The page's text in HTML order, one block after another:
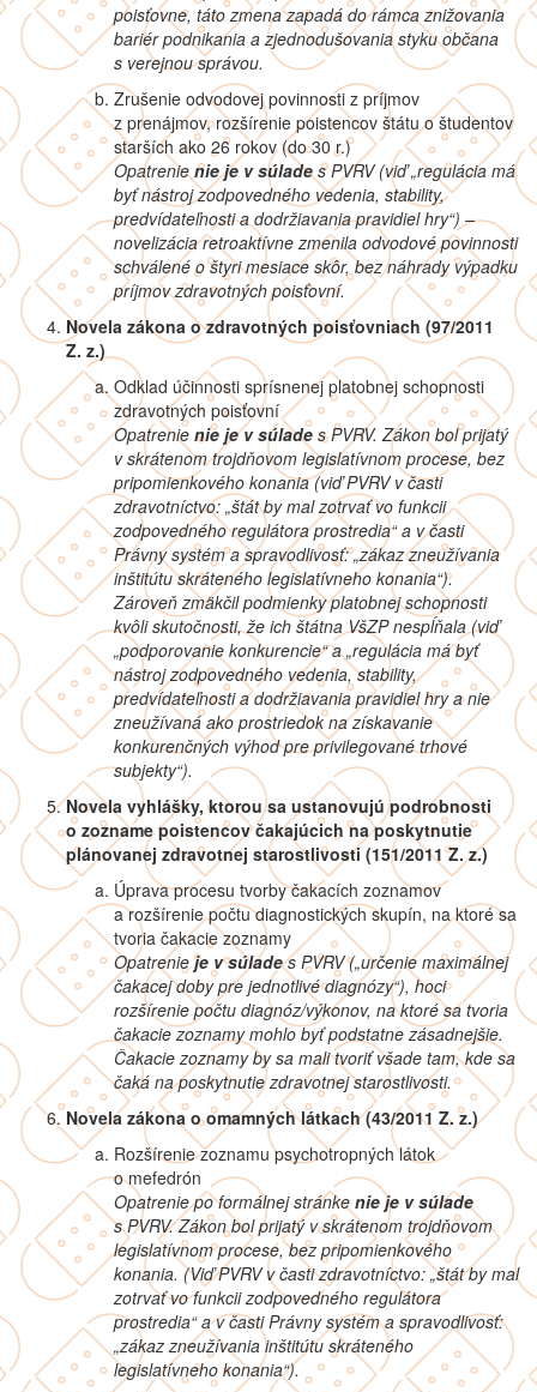
poisťovne, táto zmena zapadá do rámca znižovania
bariér podnikania a zjednodušovania styku občana
s verejnou správou.
Zrušenie odvodovej povinnosti z príjmov
z prenájmov, rozšírenie poistencov štátu o študentov
starších ako 26 rokov (do 30 r.)
Opatrenienie je v súlades PVRV (viď „regulácia má
byť nástroj zodpovedného vedenia, stability,
predvídateľnosti a dodržiavania pravidiel hry“) –
novelizácia retroaktívne zmenila odvodové povinnosti
schválené o štyri mesiace skôr, bez náhrady výpadku
príjmov zdravotných poisťovní.
Novela zákona o zdravotných poisťovniach (97/2011
Z. z.)
Odklad účinnosti sprísnenej platobnej schopnosti
zdravotných poisťovní
Opatrenie nie je v súlade s PVRV. Zákon bol prijatý
v skrátenom trojdňovom legislatívnom procese, bez
pripomienkového konania (viď PVRV v časti
zdravotníctvo: „štát by mal zotrvať vo funkcii
zodpovedného regulátora prostredia“ a v časti
Právny systém a spravodlivosť: „zákaz zneužívania
inštitútu skráteného legislatívneho konania“).
Zároveň zmäkčil podmienky platobnej schopnosti
kvôli skutočnosti, že ich štátna VšZP nespĺňala (viď
„podporovanie konkurencie“ a „regulácia má byť
nástroj zodpovedného vedenia, stability,
predvídateľnosti a dodržiavania pravidiel hry a nie
zneužívaná ako prostriedok na získavanie
konkurenčných výhod pre privilegované trhové
subjekty“).
Novela vyhlášky,ktorou sa ustanovujú podrobnosti
o zozname poistencov čakajúcich na poskytnutie
plánovanej zdravotnej starostlivosti (151/2011 Z. z.)
Úprava procesu tvorby čakacích zoznamov
a rozšírenie počtu diagnostických skupín, na ktoré sa
tvoria čakacie zoznamy
Opatrenie je v súlades PVRV („určenie maximálnej
čakacej doby pre jednotlivé diagnózy“), hoci
rozšírenie počtu diagnóz/výkonov, na ktoré sa tvoria
čakacie zoznamy mohlo byť podstatne zásadnejšie.
Čakacie zoznamy by sa mali tvoriť všade tam, kde sa
čaká na poskytnutie zdravotnej starostlivosti.
Novela zákona o omamných látkach (43/2011 Z. z.)
Rozšírenie zoznamu psychotropných látok
o mefedrón
Opatrenie po formálnej stránke nie je v súlade
s PVRV. Zákon bol prijatý v skrátenom trojdňovom
legislatívnom procese, bez pripomienkového
konania. (Viď PVRV v časti zdravotníctvo: „štát by mal
zotrvať vo funkcii zodpovedného regulátora
prostredia“ a v časti Právny systém a spravodlivosť:
„zákaz zneužívania inštitútu skráteného
legislatívneho konania“).